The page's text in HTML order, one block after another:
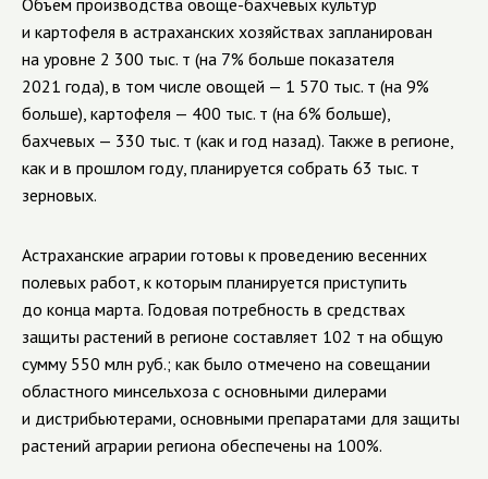
Объем производства овоще-бахчевых культур
и картофеля в астраханских хозяйствах запланирован
на уровне 2 300 тыс. т (на 7% больше показателя
2021 года), в том числе овощей — 1 570 тыс. т (на 9%
больше), картофеля — 400 тыс. т (на 6% больше),
бахчевых — 330 тыс. т (как и год назад). Также в регионе,
как и в прошлом году, планируется собрать 63 тыс. т
зерновых.
Астраханские аграрии готовы к проведению весенних
полевых работ, к которым планируется приступить
до конца марта. Годовая потребность в средствах
защиты растений в регионе составляет 102 т на общую
сумму 550 млн руб.; как было отмечено на совещании
областного минсельхоза с основными дилерами
и дистрибьютерами, основными препаратами для защиты
растений аграрии региона обеспечены на 100%.